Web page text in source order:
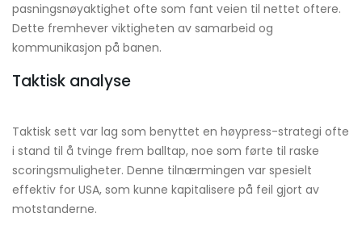
pasningsnøyaktighet ofte som fant veien til nettet oftere.
Dette fremhever viktigheten av samarbeid og
kommunikasjon på banen.
Taktisk analyse
Taktisk sett var lag som benyttet en høypress-strategi ofte
i stand til å tvinge frem balltap, noe som førte til raske
scoringsmuligheter. Denne tilnærmingen var spesielt
effektiv for USA, som kunne kapitalisere på feil gjort av
motstanderne.